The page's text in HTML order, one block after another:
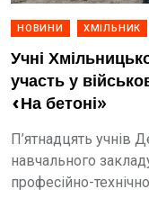
НОВИНИ ХМІЛЬНИК
Учні
участь у
«На бетоні»
П’ятнадцять учнів
навчального
професійно-